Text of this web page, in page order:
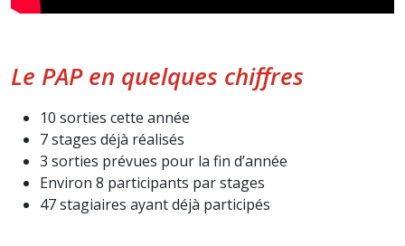
Le PAP en quelques chiffres
10 sorties cette année
7 stages déjà réalisés
3 sorties prévues pour la fin d’année
Environ 8 participants par stages
47 stagiaires ayant déjà participés